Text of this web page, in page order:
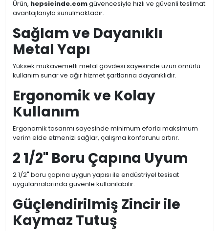
Ürün, hepsicinde.comgüvencesiyle hızlı ve güvenli teslimat
avantajlarıyla sunulmaktadır.
Sağlam ve Dayanıklı
Metal Yapı
Yüksek mukavemetli metal gövdesi sayesinde uzun ömürlü
kullanım sunar ve ağır hizmet şartlarına dayanıklıdır.
Ergonomik ve Kolay
Kullanım
Ergonomik tasarımı sayesinde minimum eforla maksimum
verim elde etmenizi sağlar, çalışma konforunu artırır.
2 1/2" Boru Çapına Uyum
2 1/2" boru çapına uygun yapısı ile endüstriyel tesisat
uygulamalarında güvenle kullanılabilir.
Güçlendirilmiş Zincir ile
Kaymaz Tutuş